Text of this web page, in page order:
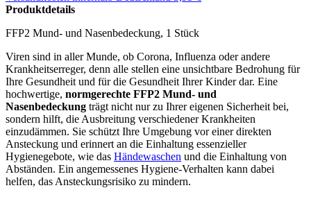
Produktdetails
FFP2 Mund- und Nasenbedeckung, 1 Stück
Viren sind in aller Munde, ob Corona, Influenza oder andere
Krankheitserreger, denn alle stellen eine unsichtbare Bedrohung für
Ihre Gesundheit und für die Gesundheit Ihrer Kinder dar. Eine
hochwertige, normgerechte FFP2 Mund- und
Nasenbedeckung trägt nicht nur zu Ihrer eigenen Sicherheit bei,
sondern hilft, die Ausbreitung verschiedener Krankheiten
einzudämmen. Sie schützt Ihre Umgebung vor einer direkten
Ansteckung und erinnert an die Einhaltung essenzieller
Hygienegebote, wie das Händewaschen und die Einhaltung von
Abständen. Ein angemessenes Hygiene-Verhalten kann dabei
helfen, das Ansteckungsrisiko zu mindern.